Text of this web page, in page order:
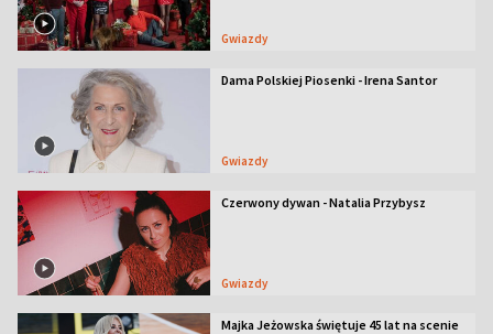
Gwiazdy
Dama Polskiej Piosenki - Irena Santor
Gwiazdy
Czerwony dywan - Natalia Przybysz
Gwiazdy
Majka Jeżowska świętuje 45 lat na scenie